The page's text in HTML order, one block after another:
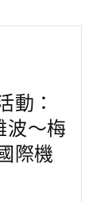
動：
波～梅
際機